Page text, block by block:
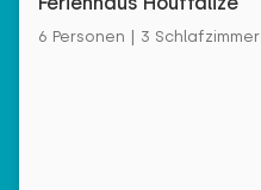
6 Personen | 3 Schlafzimmer